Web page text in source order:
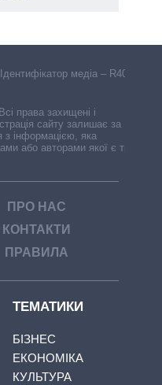
медіа – R40-
Всі права захищені і
сайту залишає за
з інформацією, яка
або авторами якої є треті
ПРО НАС
КОНТАКТИ
ПРАВИЛА
ТЕМАТИКИ
БІЗНЕС
ЕКОНОМІКА
КУЛЬТУРА